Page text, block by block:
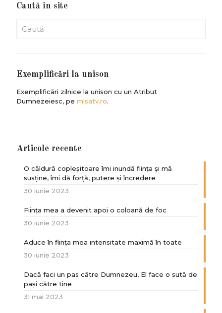
Caută în site
Exemplificări la unison
Exemplificări zilnice la unison cu un Atribut
Dumnezeiesc, pe misatv.ro.
Articole recente
O căldură copleșitoare îmi inundă ființa și mă
susține, îmi dă forță, putere și încredere
30 iunie 2023
Ființa mea a devenit apoi o coloană de foc
30 iunie 2023
Aduce în ființa mea intensitate maximă în toate
30 iunie 2023
Dacă faci un pas către Dumnezeu, El face o sută de
paşi către tine
31 mai 2023